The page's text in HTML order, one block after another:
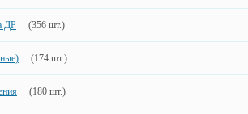
ДР (356 шт.)
(174 шт.)
(180 шт.)